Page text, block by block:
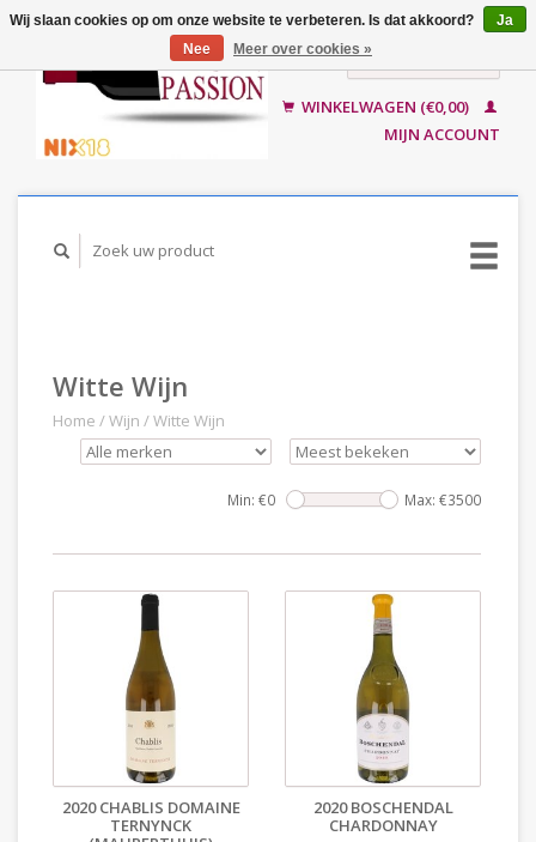
WINKELWAGEN (€0,00)
MIJN ACCOUNT
Witte Wijn
Home /Wijn /Witte Wijn
Min: €0 Max: €3500
2020 CHABLIS DOMAINE
TERNYNCK
2020 BOSCHENDAL
CHARDONNAY
Wij slaan cookies op om onze website te verbeteren. Is dat akkoord?
Ja
Nee
Meer over cookies »